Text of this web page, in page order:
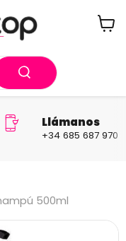
Llámanos
+34 685 687 970
500ml